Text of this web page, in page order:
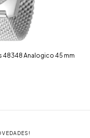
48348 Analogico 45 mm